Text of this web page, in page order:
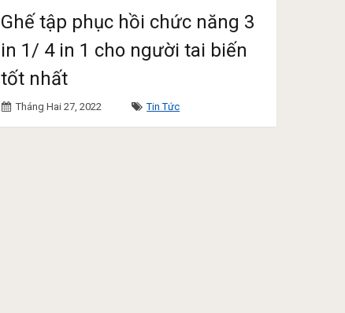
Ghế tập phục hồi chức năng 3
in 1/ 4 in 1 cho người tai biến
tốt nhất
Tháng Hai 27, 2022 Tin Tức